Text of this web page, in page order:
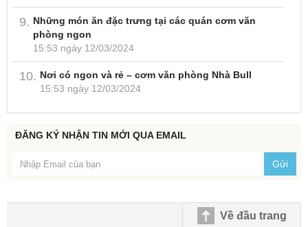
Những món ăn đặc trưng tại các quán cơm văn
phòng ngon
15:53 ngày 12/03/2024
Nơi có ngon và rẻ – cơm văn phòng Nhà Bull
15:53 ngày 12/03/2024
ĐĂNG KÝ NHẬN TIN MỚI QUA EMAIL
Gửi
Về đầu trang